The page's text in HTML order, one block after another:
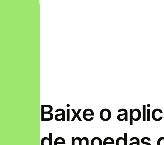
Baixe o